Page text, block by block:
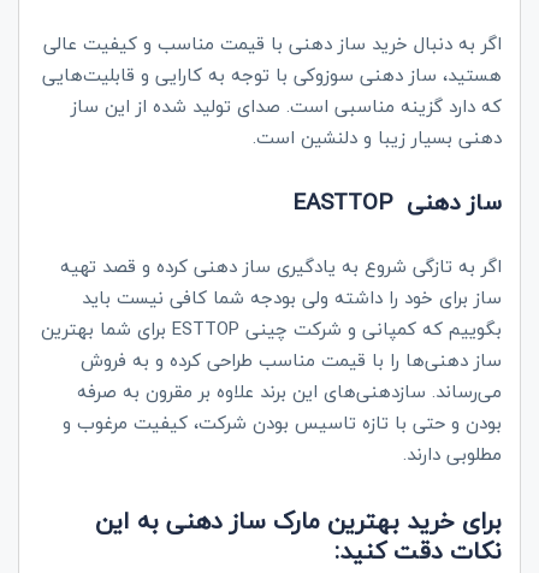
اگر به دنبال خرید ساز دهنی با قیمت مناسب و کیفیت عالی
هستید، ساز دهنی سوزوکی با توجه به کارایی و قابلیت‌هایی
که دارد گزینه مناسبی است. صدای تولید شده از این ساز
دهنی بسیار زیبا و دلنشین است.
ساز دهنیEASTTOP
اگر به تازگی شروع به یادگیری ساز دهنی کرده و قصد تهیه
ساز برای خود را داشته ولی بودجه شما کافی نیست باید
بگوییم که کمپانی و شرکت چینی ESTTOP برای شما بهترین
ساز دهنی‌ها را با قیمت مناسب طراحی کرده و به فروش
می‌رساند.‌ سازدهنی‌های این برند علاوه بر مقرون به صرفه
بودن و حتی با تازه تاسیس بودن شرکت، کیفیت مرغوب و
مطلوبی دارند.
برای خرید بهترین مارک ساز دهنی به این
نکات دقت کنید: